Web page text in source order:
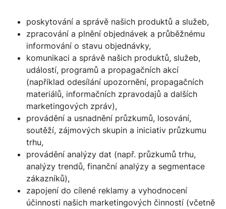
poskytování a správě našich produktů a služeb,
zpracování a plnění objednávek a průběžnému
informování o stavu objednávky,
komunikaci a správě našich produktů, služeb,
událostí, programů a propagačních akcí
(například odesílání upozornění, propagačních
materiálů, informačních zpravodajů a dalších
marketingových zpráv),
provádění a usnadnění průzkumů, losování,
soutěží, zájmových skupin a iniciativ průzkumu
trhu,
provádění analýzy dat (např. průzkumů trhu,
analýzy trendů, finanční analýzy a segmentace
zákazníků),
zapojení do cílené reklamy a vyhodnocení
účinnosti našich marketingových činností (včetně